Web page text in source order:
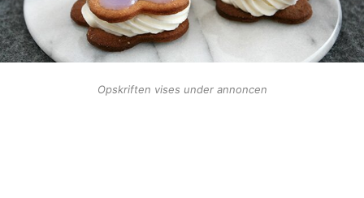
Opskriften vises under annoncen